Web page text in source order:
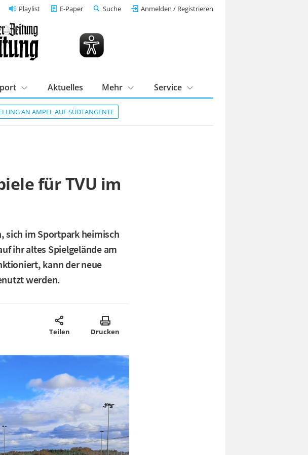
Playlist E-Paper Suche Anmelden / Registrieren
AN AMPEL AUF SÜDTANGENTE
Aktuelles Mehr Service
für TVU im
sich im Sportpark heimisch
ihr altes Spielgelände am
kann der neue
werden.
Teilen Drucken